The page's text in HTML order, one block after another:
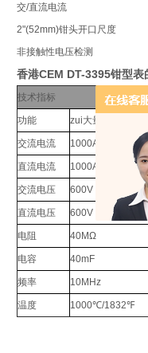
交/直流电流
2"(52mm)钳头开口尺度
非接触性电压检测
香港CEM DT-3395钳型表
技术指标
功能 zui大量程
交流电流 1000A
直流电流 1000A
交流电压 600V
直流电压 600V
电阻 40MΩ
电容 40mF
频率 10MHz
温度 1000℃/1832℉